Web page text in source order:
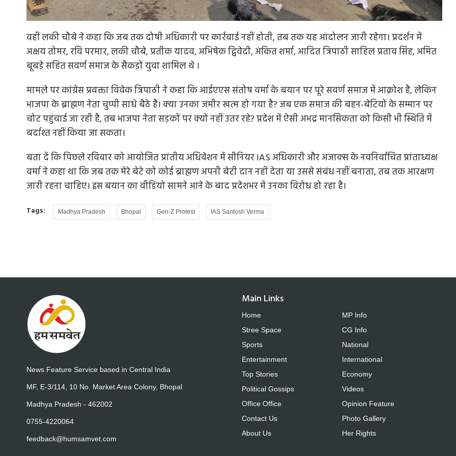
वहीं लकी चौबे ने कहा कि जब तक दोषी अधिकारी पर कार्रवाई नहीं होती, तब तक यह आंदोलन जारी रहेगा। प्रदर्शन में
अक्षय तोमर, रवि परमार, लकी चौबे, प्रतीक यादव, अभिषेक द्विवेदी, अंकित शर्मा, आदित त्रिपाठी साहिल प्रताव सिंह, अमित
बूबड़े सहित सवर्ण समाज के सैकड़ों युवा शामिल थे ।
मामले पर कांग्रेस प्रवक्ता विवेक त्रिपाठी ने कहा कि आईएएस संतोष वर्मा के बयान पर पूरे सवर्ण समाज में आक्रोश है, लेकिन
भाजपा के ब्राह्मण नेता चुप्पी साधे बैठे हैं। क्या उनका जमीर खत्म हो गया है? जब एक समाज की बहन-बेटियों के सम्मान पर
चोट पहुंचाई जा रही है, तब भाजपा नेता सड़कों पर क्यों नहीं उतर रहे? प्रदेश में ऐसी अभद्र मानसिकता को किसी भी स्थिति में
बर्दाश्त नहीं किया जा सकता।
बता दें कि पिछले रविवार को आयोजित प्रांतीय अधिवेशन में सीनियर IAS अधिकारी और अजाक्स के नवनिर्वाचित प्रांताध्यक्ष
वर्मा ने कहा था कि जब तक मेरे बेटे को कोई ब्राह्मण अपनी बेटी दान नहीं देता या उससे संबंध नहीं बनाता, तब तक आरक्षण
जारी रहना चाहिए। इस बयान का वीडियो सामने आने के बाद प्रदेशभर में उनका विरोध हो रहा है।
Tags: Madhya Pradesh Bhopal Gen-Z Protest IAS Santosh Verma
कार्रवाई में
होर्मुज स्ट्रेट से
जंतर-मंतर पर जुटे छात्रों पर हुआ लाठीचार्ज, दमन पर
उतरी...
मल्लिकार्जुन खड़गे ने NEET पेपर लीक का मुद्दा राज्यसभा में
उठाया। खड़गे ने सरकार...
किसानों के लिये जरूरी है कमलनाथ का कर्ज माफी मॉडल
में 4538.03 करोड़ रुपये...
News Feature Service based in Central India
MF, E-3/114, 10 No. Market Area Colony, Bhopal
Madhya Pradesh - 462002
0755-4220064
feedback@humsamvet.com
Main Links
Home
Stree Space
Sports
Entertainment
Top Stories
Political Gossips
Office Office
Contact Us
About Us
MP Info
CG Info
National
International
Economy
Videos
Opinion Feature
Photo Gallery
Her Rights